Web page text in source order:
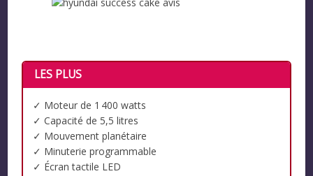
LES PLUS
✓ Moteur de 1 400 watts
✓ Capacité de 5,5 litres
✓ Mouvement planétaire
✓ Minuterie programmable
✓ Écran tactile LED